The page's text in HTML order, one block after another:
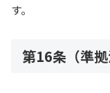
す。
第16条（準拠